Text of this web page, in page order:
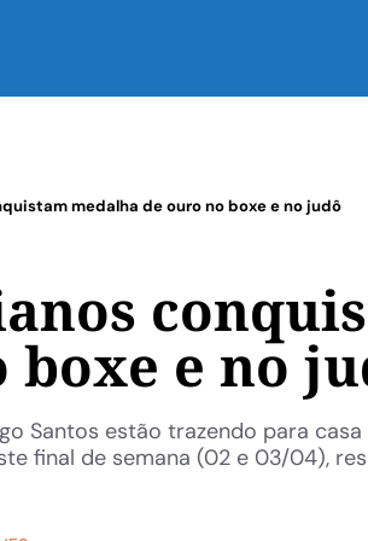
medalha de ouro no boxe e no judô
boxe e no
Santos estão trazendo para
final de semana (02 e 03/04),